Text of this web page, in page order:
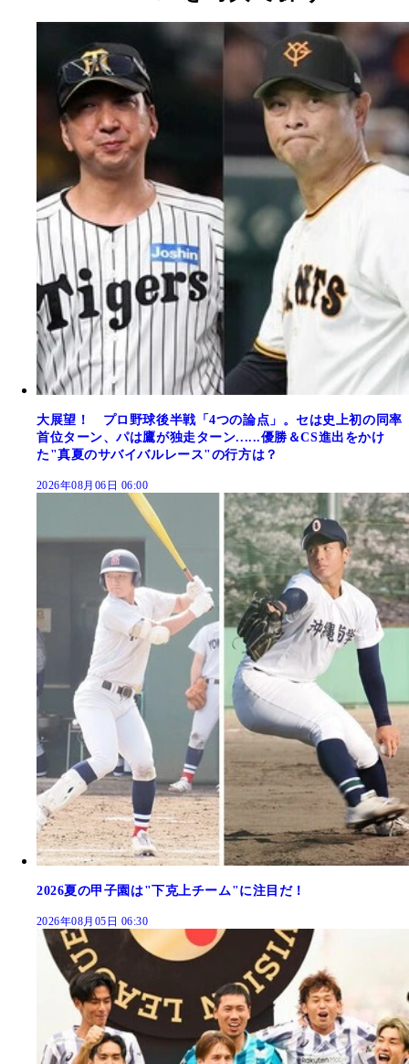
大展望！ プロ野球後半戦「4つの論点」。セは史上初の同率
首位ターン、パは鷹が独走ターン......優勝＆CS進出をかけ
た"真夏のサバイバルレース"の行方は？
2026年08月06日 06:00
2026夏の甲子園は"下克上チーム"に注目だ！
2026年08月05日 06:30